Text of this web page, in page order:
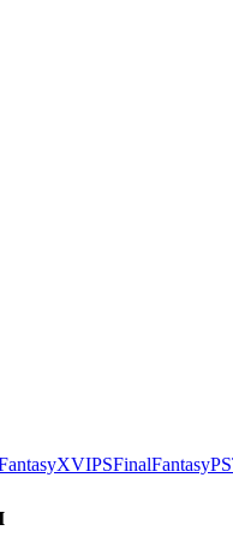
PSFinalFantasy